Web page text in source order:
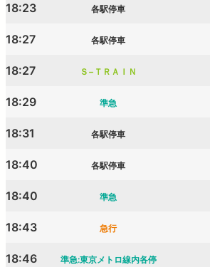
18:23 各駅停車
18:27 各駅停車
18:27 Ｓ−ＴＲＡＩＮ
18:29 準急
18:31 各駅停車
18:40 各駅停車
18:40 準急
18:43 急行
18:46 準急:東京メトロ線内各停